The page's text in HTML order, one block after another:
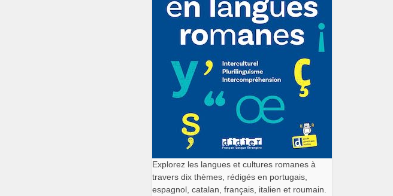
Explorez les langues et cultures romanes à
travers dix thèmes, rédigés en portugais,
espagnol, catalan, français, italien et roumain.